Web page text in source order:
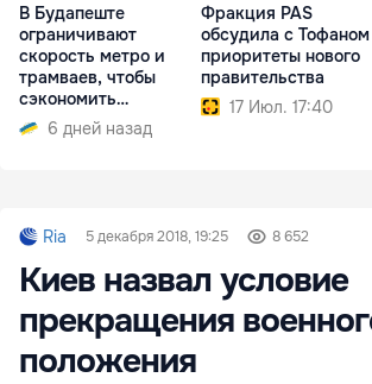
В Будапеште
ограничивают
скорость метро и
трамваев, чтобы
сэкономить
электроэнергию
6 дней назад
Фракция PAS
обсудила с Тофаном
приоритеты нового
правительства
17 Июл. 17:40
Ria 5 декабря 2018, 19:25 8 652
Киев назвал условие
прекращения
положения